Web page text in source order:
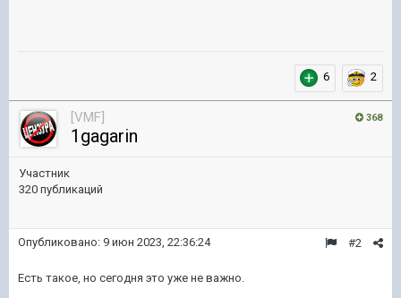
6 2
368
[VMF]
1gagarin
Участник
320 публикаций
#2
Опубликовано: 9 июн 2023, 22:36:24
Есть такое, но сегодня это уже не важно.